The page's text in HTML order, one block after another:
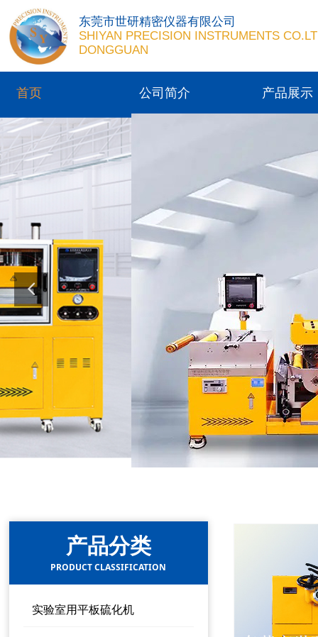
东莞市世研精密仪器有限公司
SHIYAN PRECISION INSTRUMENTS
DONGGUAN
首页 公司简介 产品展示
实验室用平板硫化机
产品分类
PRODUCT CLASSIFICATION